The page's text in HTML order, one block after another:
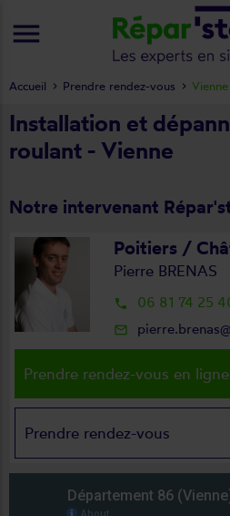
Installation et
roulant - Vienne
Notre intervenant
Poitiers /
Pierre BRENAS
local_phone 06 81 74 25
mail_outline
Prendre rendez-vous en ligne
Prendre rendez-vous
Accueil Prendre rendez-vous Vienne
menu